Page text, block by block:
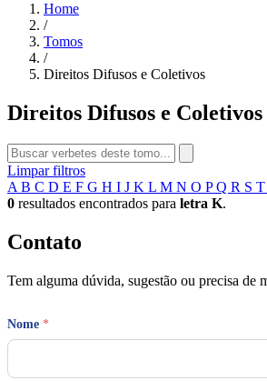
Home
/
Tomos
/
Direitos Difusos e Coletivos
Direitos Difusos e Coletivos
Limpar filtros
A B C D E F G H I J K L M N O PQ R S T
0 resultados encontrados para letra K.
Contato
Tem alguma dúvida, sugestão ou precisa de
Nome *